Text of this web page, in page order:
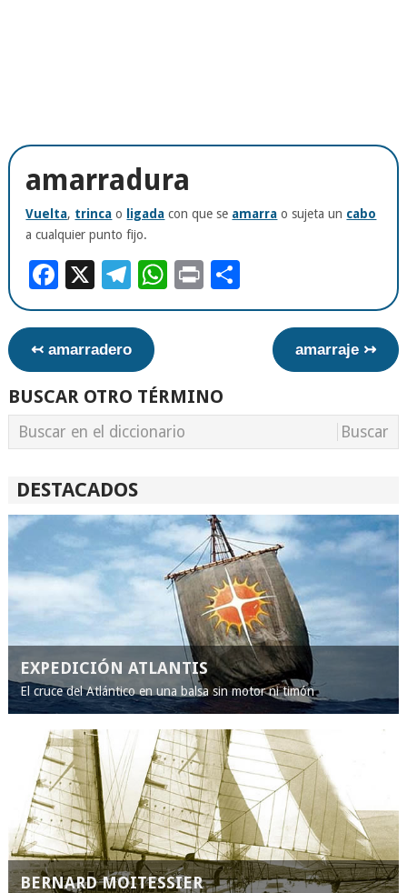
amarradura
Vuelta, trinca o ligada con que se amarra o sujeta un cabo
a cualquier punto fijo.
Facebook
X Telegram
WhatsApp
Print
↢ amarradero amarraje ↣
BUSCAR OTRO TÉRMINO
DESTACADOS
EXPEDICIÓN ATLANTIS
El cruce del Atlántico en una balsa sin motor ni timón
BERNARD MOITESSIER